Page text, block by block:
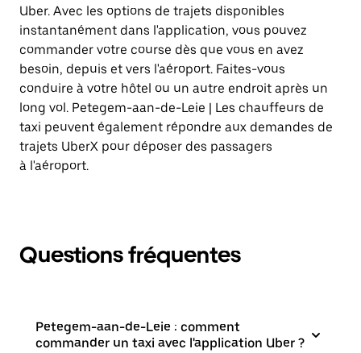
Uber. Avec les options de trajets disponibles
instantanément dans l'application, vous pouvez
commander votre course dès que vous en avez
besoin, depuis et vers l'aéroport. Faites-vous
conduire à votre hôtel ou un autre endroit après un
long vol. Petegem-aan-de-Leie | Les chauffeurs de
taxi peuvent également répondre aux demandes de
trajets UberX pour déposer des passagers
à l'aéroport.
Questions fréquentes
Petegem-aan-de-Leie : comment
commander un taxi avec l'application Uber ?